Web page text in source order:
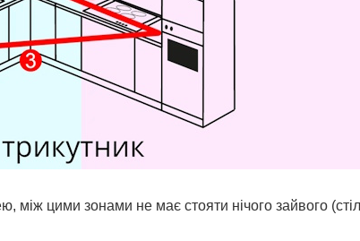
між цими зонами не має стояти нічого зайвого